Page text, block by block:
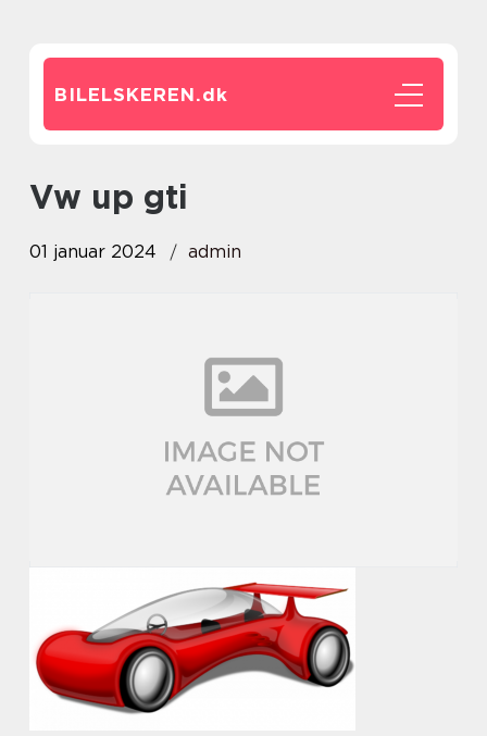
BILELSKEREN.dk
vw up gti
01 januar 2024 admin